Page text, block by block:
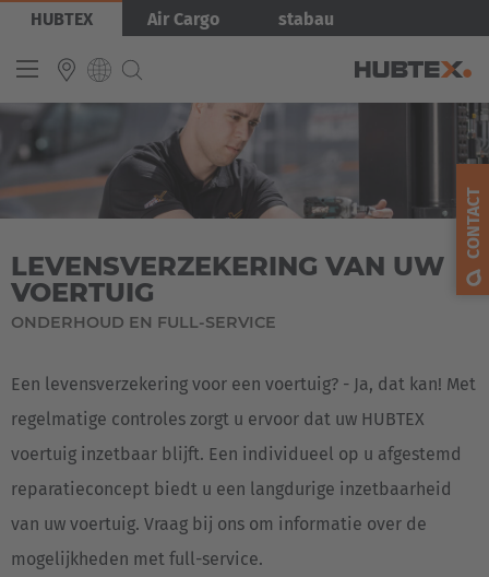
Overslaan
naar
gaan
HUBTEX Air Cargo stabau
INTERNATIONAL
English
Español
Français
Afbeelding
LEVENSVERZEKERING VAN UW
VOERTUIG
ONDERHOUD EN FULL-SERVICE
Een levensverzekering voor een voertuig? - Ja, dat kan! Met
regelmatige controles zorgt u ervoor dat uw HUBTEX
voertuig inzetbaar blijft. Een individueel op u afgestemd
reparatieconcept biedt u een langdurige inzetbaarheid
van uw voertuig. Vraag bij ons om informatie over de
mogelijkheden met full-service.
CONTACT